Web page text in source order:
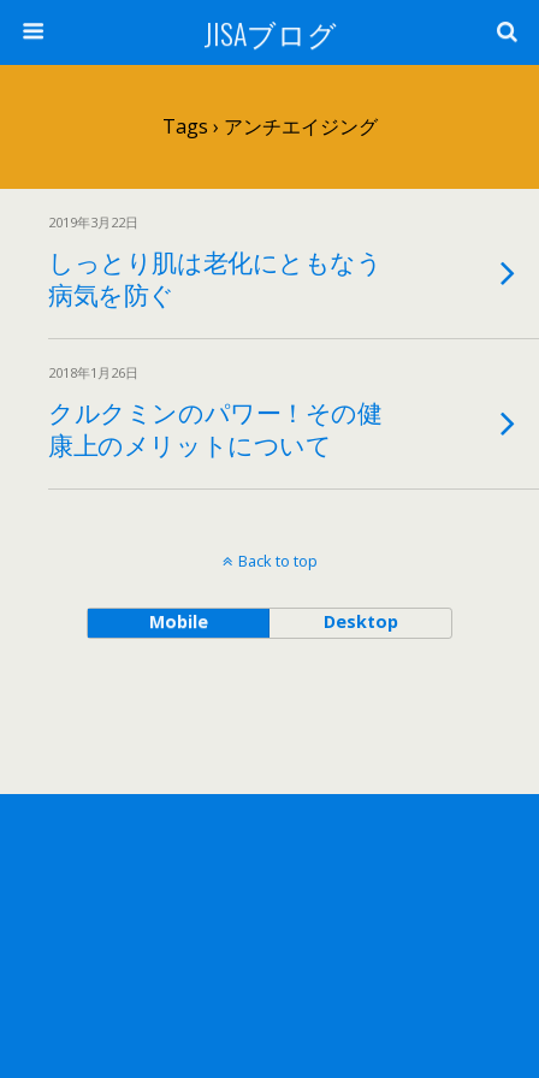
JISAブログ
Tags › アンチエイジング
2019年3月22日
しっとり肌は老化にともなう
病気を防ぐ
2018年1月26日
クルクミンのパワー！その健
康上のメリットについて
Back to top
Mobile Desktop